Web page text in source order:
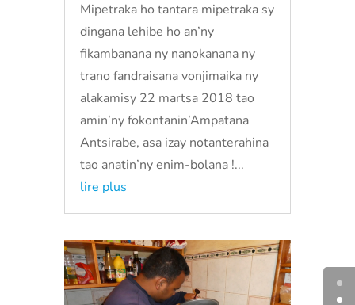
Mipetraka ho tantara mipetraka sy
dingana lehibe ho an’ny
fikambanana ny nanokanana ny
trano fandraisana vonjimaika ny
alakamisy 22 martsa 2018 tao
amin’ny fokontanin’Ampatana
Antsirabe, asa izay notanterahina
tao anatin’ny enim-bolana !...
lire plus